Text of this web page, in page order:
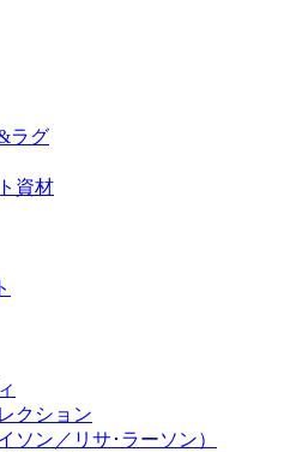
ラグ
資材
クション
ソン／リサ･ラーソン）